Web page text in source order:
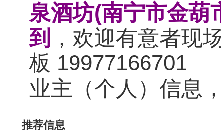
泉酒坊(南宁市金葫
到
，欢迎有意者现
板 19977166701
业主（个人）信息
推荐信息